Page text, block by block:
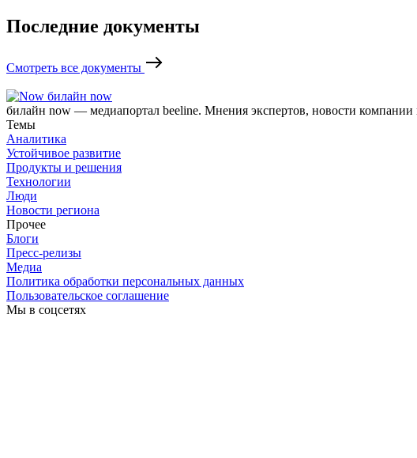
Последние документы
Смотреть все документы
билайн now
билайн now — медиапортал beeline. Мнения экспертов, новости компании
Темы
Аналитика
Устойчивое развитие
Продукты и решения
Технологии
Люди
Новости региона
Прочее
Блоги
Пресс-релизы
Медиа
Политика обработки персональных данных
Пользовательское соглашение
Мы в соцсетях